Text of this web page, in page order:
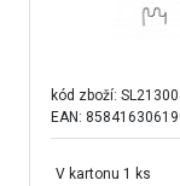
kód zboží:
EAN:
V kartonu 1 ks